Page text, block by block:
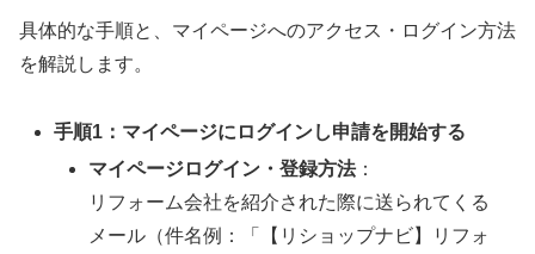
具体的な手順と、マイページへのアクセス・ログイン方法
を解説します。
手順1：マイページにログインし申請を開始する
マイページログイン・登録方法：
リフォーム会社を紹介された際に送られてくる
メール（件名例：「【リショップナビ】リフォ